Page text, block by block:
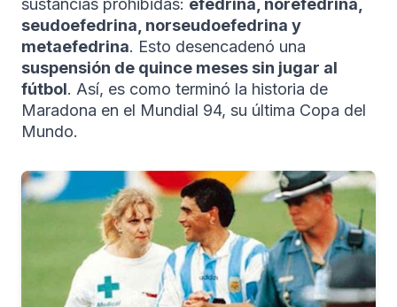
sustancias prohibidas: efedrina, norefedrina,
seudoefedrina, norseudoefedrina y
metaefedrina. Esto desencadenó una
suspensión de quince meses sin jugar al
fútbol. Así, es como terminó la historia de
Maradona en el Mundial 94, su última Copa del
Mundo.